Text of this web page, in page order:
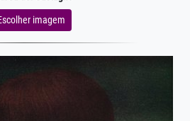
imagem